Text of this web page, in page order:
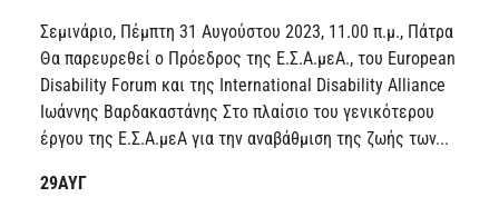
Σεμινάριο, Πέμπτη 31 Αυγούστου 2023, 11.00 π.μ., Πάτρα
Θα παρευρεθεί ο Πρόεδρος της Ε.Σ.Α.μεΑ., του European
Disability Forum και της International Disability Alliance
Ιωάννης Βαρδακαστάνης Στο πλαίσιο του γενικότερου
έργου της Ε.Σ.Α.μεΑ για την αναβάθμιση της ζωής των...
29ΑΥΓ